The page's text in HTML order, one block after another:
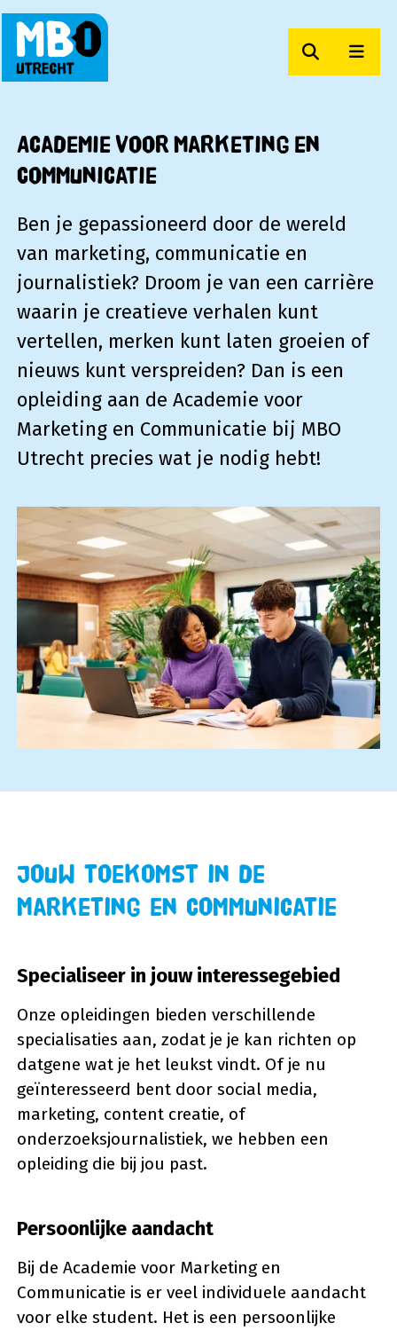
Zoeken
Academie voor Marketing en
Communicatie
Ben je gepassioneerd door de wereld
van marketing, communicatie en
journalistiek? Droom je van een carrière
waarin je creatieve verhalen kunt
vertellen, merken kunt laten groeien of
nieuws kunt verspreiden? Dan is een
opleiding aan de Academie voor
Marketing en Communicatie bij MBO
Utrecht precies wat je nodig hebt!
Jouw toekomst in de
Marketing en Communicatie
Specialiseer in jouw interessegebied
Onze opleidingen bieden verschillende
specialisaties aan, zodat je je kan richten op
datgene wat je het leukst vindt. Of je nu
geïnteresseerd bent door social media,
marketing, content creatie, of
onderzoeksjournalistiek, we hebben een
opleiding die bij jou past.
Persoonlijke aandacht
Bij de Academie voor Marketing en
Communicatie is er veel individuele aandacht
voor elke student. Het is een persoonlijke